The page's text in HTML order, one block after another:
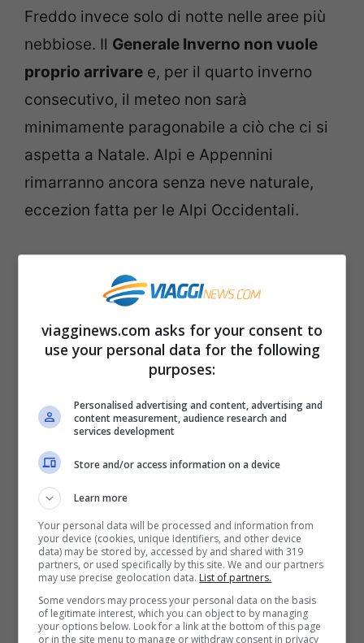
Freddo invece solo di notte nelle aree più
nebbiose. Il Generale Inverno non vuole
proprio arrivare e, per il quarto inverno
consecutivo, il meteo non sarà
minimamente paragonabile a ciò che ci si
aspetta a Natale. Alpi e Appennini
rimarranno ancora senza neve naturale,
eccezion fatta per le Alpi Occidentali.
La situazione pare che si sbloccherà solo
a Capodanno.
Il ritorno dell’inverno
anticiclone in rinforzo attaccherà il nostro
bel Paesementre si sposta verso i Balcani.
L’offensiva fredda si sta muovendo ora su
parte dell’Europa della Russia e degli Stati
Orientalie, sebbene non ci sia certezza
assoluta, dopo aver almeno sfiorato l’Italia
si sposterà verso le Isole Britanniche e il
Mare del Nord.
viagginews.com asks for your consent to
use your personal data for the following
purposes:
Personalised advertising and content, advertising and
content measurement, audience research and
services development
Store and/or access information on a device
Learn more
Your personal data will be processed and information from
your device (cookies, unique identifiers, and other device
data) may be stored by, accessed by and shared with 319
partners, or used specifically by this site. We and our partners
may use precise geolocation data. List of partners.
Some vendors may process your personal data on the basis
of legitimate interest, which you can object to by managing
your options below. Look for a link at the bottom of this page
or in the site menu to manage or withdraw consent in privacy